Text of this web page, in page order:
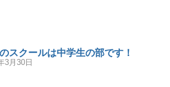
スクールは中学生の部です！
3月30日